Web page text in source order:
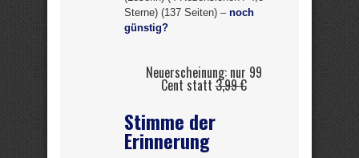
Sterne) (137 Seiten) – noch
günstig?
Neuerscheinung: nur 99
Cent statt3,99 €
Stimme der
Erinnerung